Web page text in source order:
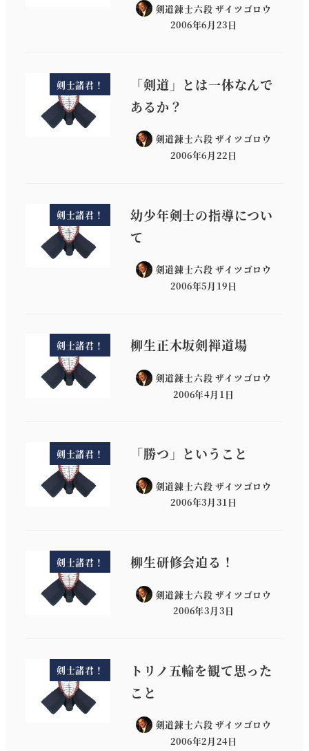
剣道錬士六段 ザイツゴロウ
2006年6月23日
剣士諸君！
「剣道」とは一体なんで
あるか？
剣道錬士六段 ザイツゴロウ
2006年6月22日
剣士諸君！
幼少年剣士の指導につい
て
剣道錬士六段 ザイツゴロウ
2006年5月19日
剣士諸君！ 柳生正木坂剣禅道場
剣道錬士六段 ザイツゴロウ
2006年4月1日
剣士諸君！ 「勝つ」ということ
剣道錬士六段 ザイツゴロウ
2006年3月31日
剣士諸君！ 柳生研修会迫る！
剣道錬士六段 ザイツゴロウ
2006年3月3日
剣士諸君！
トリノ五輪を観て思った
こと
剣道錬士六段 ザイツゴロウ
2006年2月24日